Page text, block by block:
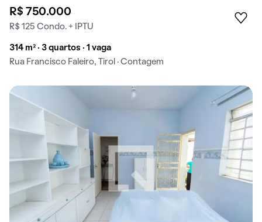
R$ 750.000
R$ 125 Condo. + IPTU
314 m² · 3 quartos · 1 vaga
Rua Francisco Faleiro, Tirol · Contagem